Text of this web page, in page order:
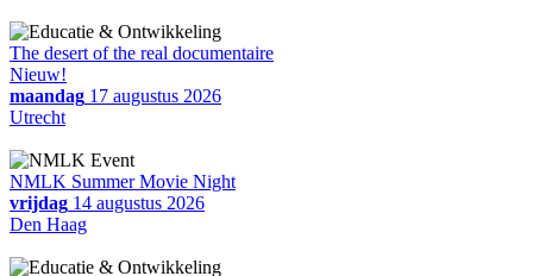
The desert of the real documentaire
Nieuw!
maandag 17 augustus 2026
Utrecht
NMLK Summer Movie Night
vrijdag 14 augustus 2026
Den Haag